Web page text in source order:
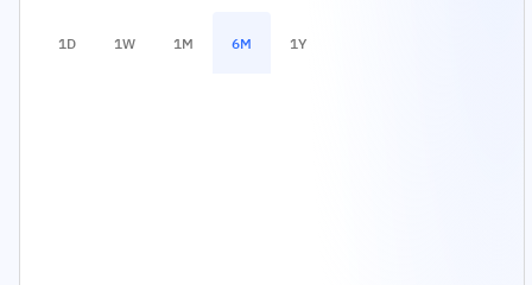
1D 1W 1M 6M 1Y